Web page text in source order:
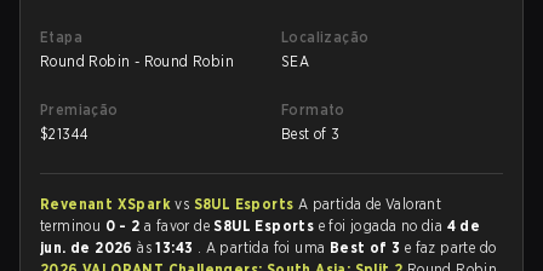
Etapa
Round Robin - Round Robin
Localização
SEA
Premiação
$21344
Formato
Best of 3
Revenant XSparkvs S8UL Esports A partida de Valorant
terminou 0 - 2 a favor deS8UL Esports e foi jogada no dia 4 de
jun. de 2026às13:43 . A partida foi uma Best of 3 e faz parte do